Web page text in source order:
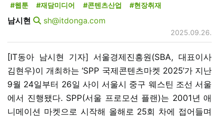
#웹툰
#재담미디어 #콘텐츠산업 #현장취재
남시현 sh@itdonga.com
2025.09.26.
[IT동아 남시현 기자] 서울경제진흥원(SBA, 대표이사
김현우)이 개최하는 ‘SPP 국제콘텐츠마켓 2025’가 지난
9월 24일부터 26일 사이 서울시 중구 웨스틴 조선 서울
에서 진행됐다. SPP(서울 프로모션 플랜)는 2001년 애
니메이션 마켓으로 시작해 올해로 25회 차에 접어들며